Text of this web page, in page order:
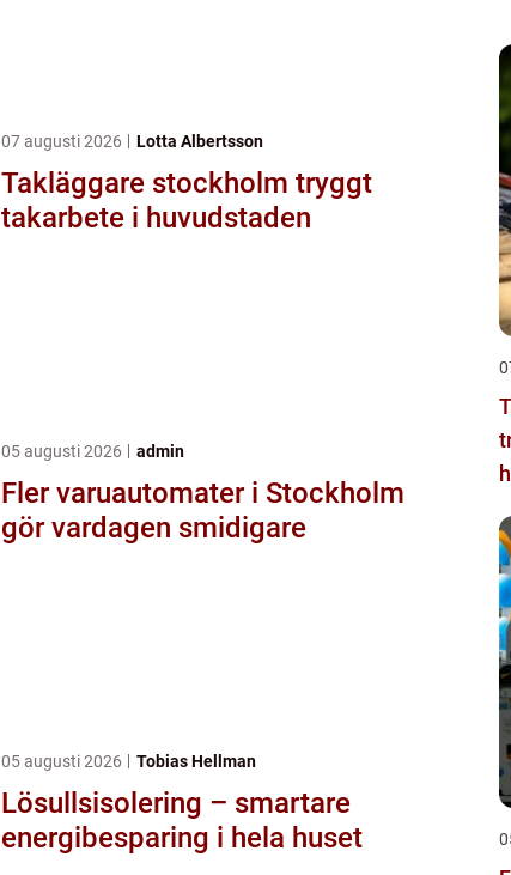
07 augusti 2026 Lotta Albertsson
Takläggare stockholm tryggt
takarbete i huvudstaden
05 augusti 2026 admin
Fler varuautomater i Stockholm
gör vardagen smidigare
05 augusti 2026 Tobias Hellman
Lösullsisolering – smartare
energibesparing i hela huset